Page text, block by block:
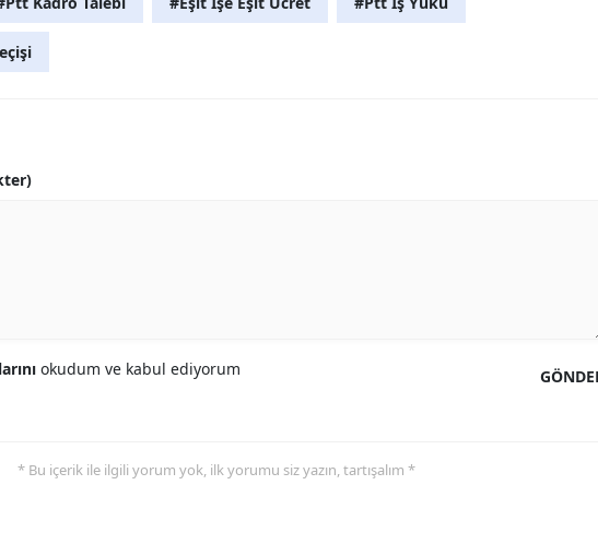
okudum ve kabul ediyorum
* Bu içerik ile ilgili yorum yok, ilk yorumu siz yazın, tartışalım *